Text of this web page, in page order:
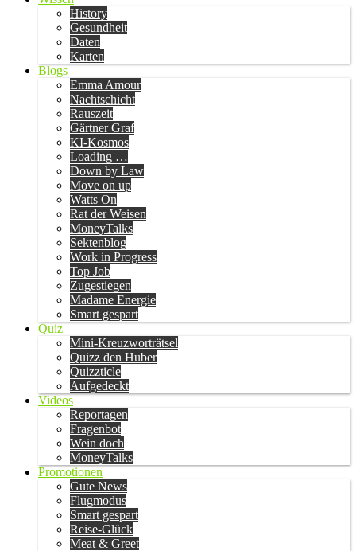
History
Gesundheit
Daten
Karten
Blogs
Emma Amour
Nachtschicht
Rauszeit
Gärtner Graf
KI-Kosmos
Loading …
Down by Law
Move on up
Watts On
Rat der Weisen
MoneyTalks
Sektenblog
Work in Progress
Top Job
Zugestiegen
Madame Energie
Smart gespart
Quiz
Mini-Kreuzworträtsel
Quizz den Huber
Quizzticle
Aufgedeckt
Videos
Reportagen
Fragenbot
Wein doch
MoneyTalks
Promotionen
Gute News
Flugmodus
Smart gespart
Reise-Glück
Meat & Greet